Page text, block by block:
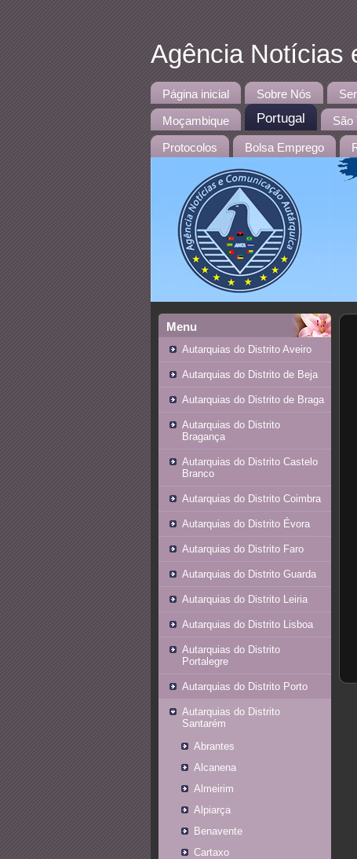
Agência Notícias
Página inicial Sobre Nós
Moçambique Portugal São
Protocolos Bolsa Emprego
Menu
Autarquias do Distrito Aveiro
Autarquias do Distrito de Beja
Autarquias do Distrito de Braga
Autarquias do Distrito
Bragança
Autarquias do Distrito Castelo
Branco
Autarquias do Distrito Coimbra
Autarquias do Distrito Évora
Autarquias do Distrito Faro
Autarquias do Distrito Guarda
Autarquias do Distrito Leiria
Autarquias do Distrito Lisboa
Autarquias do Distrito
Portalegre
Autarquias do Distrito Porto
Autarquias do Distrito
Santarém
Abrantes
Alcanena
Almeirim
Alpiarça
Benavente
Cartaxo